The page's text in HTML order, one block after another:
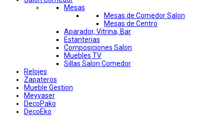
Mesas
Mesas de Comedor Salon
Mesas de Centro
Aparador, Vitrina, Bar
Estanterias
Composiciones Salon
Muebles TV
Sillas Salon Comedor
Relojes
Zapateros
Mueble Gestion
Meyvaser
DecoPako
DecoEko